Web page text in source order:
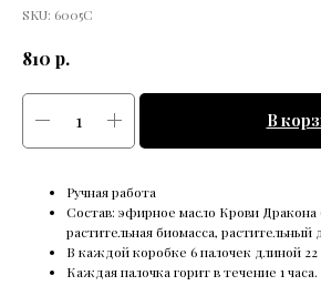
SKU: 6005С
810 р.
В
Ручная работа
Состав: эфирное масло Крови Дракона
растительная биомасса, растительный
В каждой коробке 6 палочек длиной 22
Каждая палочка горит в течение 1 часа.